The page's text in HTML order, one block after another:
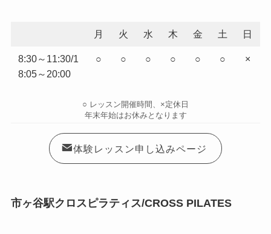
月 火 水 木 金 土 日
8:30～11:30/1
8:05～20:00
○ ○ ○ ○ ○ ○ ×
○ レッスン開催時間、×定休日
年末年始はお休みとなります
体験レッスン申し込みページ
市ヶ谷駅クロスピラティス/CROSS PILATES